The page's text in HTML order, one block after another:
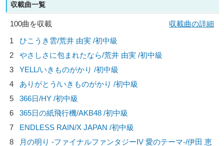
収載曲一覧
100曲を収載
収載曲の詳細
1
ひこうき雲/荒井 由実 /初中級
2
やさしさに包まれたなら/荒井 由実 /初中級
3
YELL/いきものがかり /初中級
4
ありがとう/いきものがかり /初中級
5
366日/HY /初中級
6
365日の紙飛行機/AKB48 /初中級
7
ENDLESS RAIN/X JAPAN /初中級
8
月の明り -ファイナルファンタジーIV 愛のテーマ-/伊田 恵